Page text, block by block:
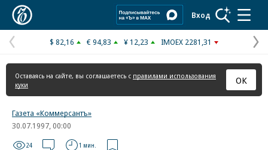
Вход
Предыдущая
страница
$ 82,16 € 94,83 ¥ 12,23 IMOEX 2281,31
Оставаясь на сайте, вы соглашаетесь с правилами использования
куки
ОК
Газета «Коммерсантъ»
30.07.1997, 00:00
24 1 мин.